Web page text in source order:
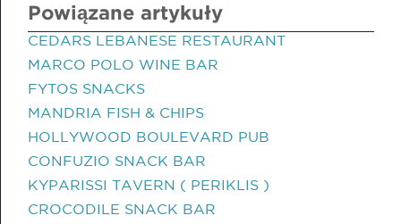
Powiązane artykuły
CEDARS LEBANESE RESTAURANT
MARCO POLO WINE BAR
FYTOS SNACKS
MANDRIA FISH & CHIPS
HOLLYWOOD BOULEVARD PUB
CONFUZIO SNACK BAR
KYPARISSI TAVERN ( PERIKLIS )
CROCODILE SNACK BAR